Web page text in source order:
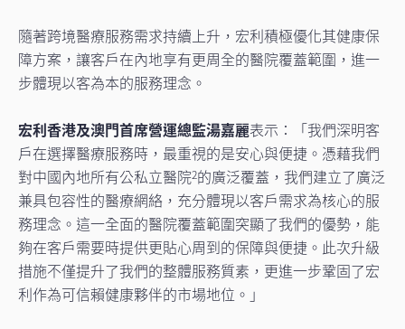
隨著跨境醫療服務需求持續上升，宏利積極優化其健康保
障方案，讓客戶在內地享有更周全的醫院覆蓋範圍，進一
步體現以客為本的服務理念。
宏利香港及澳門首席營運總監湯嘉麗表示：「我們深明客
戶在選擇醫療服務時，最重視的是安心與便捷。憑藉我們
對中國內地所有公私立醫院2的廣泛覆蓋，我們建立了廣泛
兼具包容性的醫療網絡，充分體現以客戶需求為核心的服
務理念。這一全面的醫院覆蓋範圍突顯了我們的優勢，能
夠在客戶需要時提供更貼心周到的保障與便捷。此次升級
措施不僅提升了我們的整體服務質素，更進一步鞏固了宏
利作為可信賴健康夥伴的市場地位。」